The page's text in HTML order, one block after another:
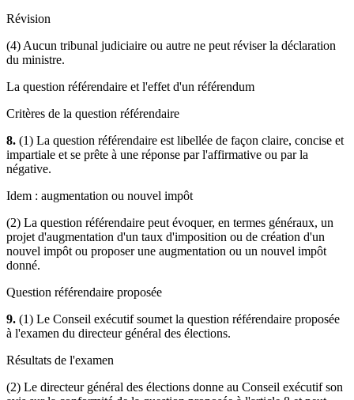
Révision
(4) Aucun tribunal judiciaire ou autre ne peut réviser la déclaration
du ministre.
La question référendaire et l'effet d'un référendum
Critères de la question référendaire
8. (1) La question référendaire est libellée de façon claire, concise et
impartiale et se prête à une réponse par l'affirmative ou par la
négative.
Idem : augmentation ou nouvel impôt
(2) La question référendaire peut évoquer, en termes généraux, un
projet d'augmentation d'un taux d'imposition ou de création d'un
nouvel impôt ou proposer une augmentation ou un nouvel impôt
donné.
Question référendaire proposée
9. (1) Le Conseil exécutif soumet la question référendaire proposée
à l'examen du directeur général des élections.
Résultats de l'examen
(2) Le directeur général des élections donne au Conseil exécutif son